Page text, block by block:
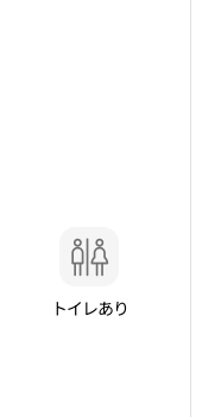
トイレあり